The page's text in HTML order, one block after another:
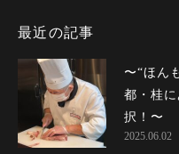
最近の記事
〜“ほん
都・桂
択！〜
2025.06.02